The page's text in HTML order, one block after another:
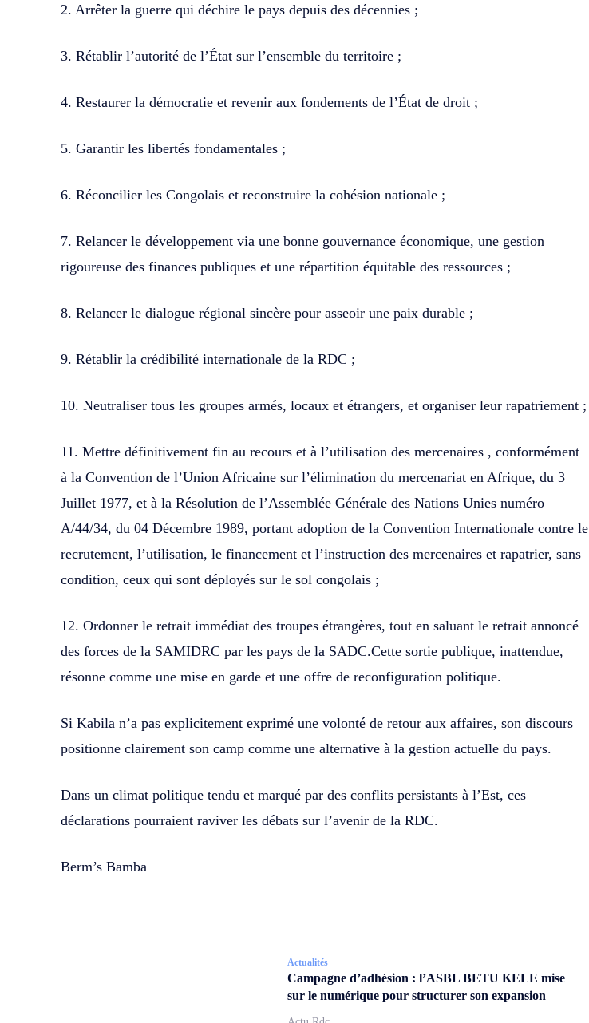
2. Arrêter la guerre qui déchire le pays depuis des décennies ;
3. Rétablir l’autorité de l’État sur l’ensemble du territoire ;
4. Restaurer la démocratie et revenir aux fondements de l’État de droit ;
5. Garantir les libertés fondamentales ;
6. Réconcilier les Congolais et reconstruire la cohésion nationale ;
7. Relancer le développement via une bonne gouvernance économique, une gestion
rigoureuse des finances publiques et une répartition équitable des ressources ;
8. Relancer le dialogue régional sincère pour asseoir une paix durable ;
9. Rétablir la crédibilité internationale de la RDC ;
10. Neutraliser tous les groupes armés, locaux et étrangers, et organiser leur rapatriement ;
11. Mettre définitivement fin au recours et à l’utilisation des mercenaires , conformément
à la Convention de l’Union Africaine sur l’élimination du mercenariat en Afrique, du 3
Juillet 1977, et à la Résolution de l’Assemblée Générale des Nations Unies numéro
A/44/34, du 04 Décembre 1989, portant adoption de la Convention Internationale contre le
recrutement, l’utilisation, le financement et l’instruction des mercenaires et rapatrier, sans
condition, ceux qui sont déployés sur le sol congolais ;
12. Ordonner le retrait immédiat des troupes étrangères, tout en saluant le retrait annoncé
des forces de la SAMIDRC par les pays de la SADC.Cette sortie publique, inattendue,
résonne comme une mise en garde et une offre de reconfiguration politique.
Si Kabila n’a pas explicitement exprimé une volonté de retour aux affaires, son discours
positionne clairement son camp comme une alternative à la gestion actuelle du pays.
Dans un climat politique tendu et marqué par des conflits persistants à l’Est, ces
déclarations pourraient raviver les débats sur l’avenir de la RDC.
Berm’s Bamba
Actualités
Campagne d’adhésion : l’ASBL BETU KELE mise
sur le numérique pour structurer son expansion